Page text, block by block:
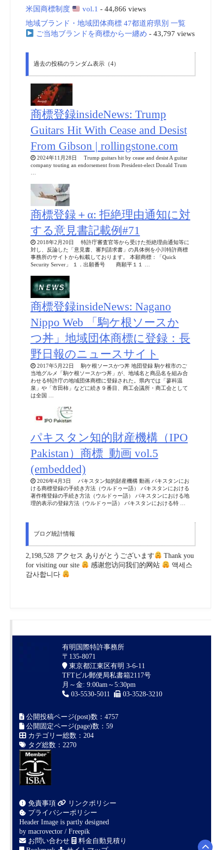
米国商標制度
vol.1 - 44,866 views
地域ブランド・地域団体商標 47都道府県別 一覧
ご当地ブランドを商標から一纏め - 43,797 views
過去の投稿のランダム表示（4）
商標登録insideNews: Trump
Guitars Hit With Cease and Desist
From Gibson | rollingstone.com
2024年11月28日 Trump guitars hit by cease and desist A guitar
company touting an endorsement from President-elect Donald Trum
商標登録＋α: 拒絶理由通知に対
する意見書記載例#71
2018年2月20日 特許庁審査官等から受けた拒絶理由通知等に
対し、反論した「意見書、審判請求書」の具体例を小川特許商標
事務所のサイトから転載しております。 本願商標：「Quick
Security Server」 １．出願番号 商願平１１ …
商標登録insideNews: Nagano
Nippo Web 「駒ケ根ソースか
つ丼」地域団体商標に登録：長
野日報のニュースサイト
2017年5月22日 駒ケ根ソースかつ丼 地団登録 駒ケ根市のご
当地グルメ「駒ケ根ソースかつ丼」が、地域名と商品名を組み合
わせる特許庁の地域団体商標に登録された。県内では「蓼科温
泉」や「市田柿」などに続き９番目、商工会議所・商工会として
は全国 …
パキスタン知的財産機構（IPO
Pakistan）商標_動画 vol.5
(embedded)
2026年4月3日 パキスタン知的財産機構 動画 パキスタンにお
ける商標登録の手続き方法（ウルドゥー語） パキスタンにおける
著作権登録の手続き方法（ウルドゥー語） パキスタンにおける地
理的表示の登録方法（ウルドゥー語） パキスタンにおける特 …
ブログ統計情報
2,198,528 アクセス ありがとうございます
Thank you
for visiting our site
感谢您访问我们的网站
액세스
감사합니다
有明国際特許事務所
〒135-8071
東京都江東区有明 3-6-11
TFTビル郵便局私書箱2117号
月～金: 9:00am～5:30pm
03-5530-5011
03-3528-3210
公開投稿ページ(post)数：4757
公開固定ページ(page)数：59
カテゴリー総数：204
タグ総数：2270
免責事項
リンクポリシー
プライバシーポリシー
Header Image is partly designed
by macrovector / Freepik
お問い合わせ
料金自動見積り